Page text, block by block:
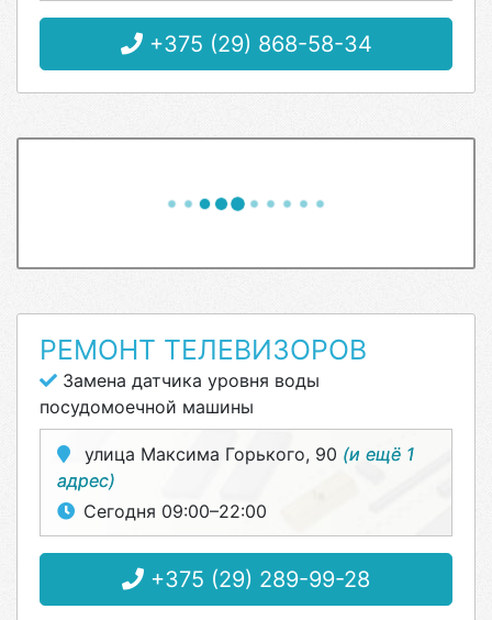
+375 (29) 868-58-34
РЕМОНТ ТЕЛЕВИЗОРОВ
Замена датчика уровня воды
посудомоечной машины
улица Максима Горького, 90 (и ещё 1
адрес)
Сегодня 09:00–22:00
+375 (29) 289-99-28